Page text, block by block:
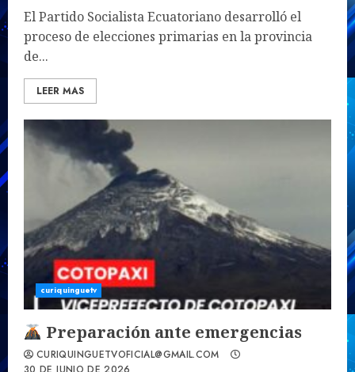
El Partido Socialista Ecuatoriano desarrolló el
proceso de elecciones primarias en la provincia
de...
LEER MAS
curiquinguetv
Preparación ante emergencias
CURIQUINGUETVOFICIAL@GMAIL.COM